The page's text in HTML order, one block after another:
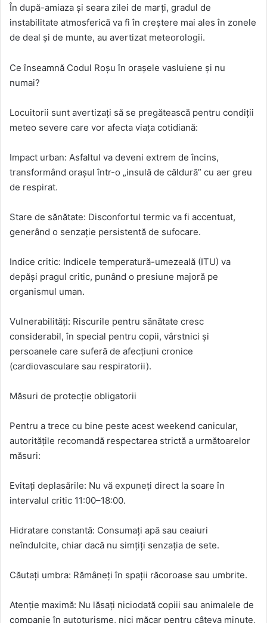
În după-amiaza și seara zilei de marți, gradul de
instabilitate atmosferică va fi în creștere mai ales în zonele
de deal și de munte, au avertizat meteorologii.
Ce înseamnă Codul Roșu în orașele vasluiene și nu
numai?
Locuitorii sunt avertizați să se pregătească pentru condiții
meteo severe care vor afecta viața cotidiană:
Impact urban: Asfaltul va deveni extrem de încins,
transformând orașul într-o „insulă de căldură” cu aer greu
de respirat.
Stare de sănătate: Disconfortul termic va fi accentuat,
generând o senzație persistentă de sufocare.
Indice critic: Indicele temperatură-umezeală (ITU) va
depăși pragul critic, punând o presiune majoră pe
organismul uman.
Vulnerabilități: Riscurile pentru sănătate cresc
considerabil, în special pentru copii, vârstnici și
persoanele care suferă de afecțiuni cronice
(cardiovasculare sau respiratorii).
Măsuri de protecție obligatorii
Pentru a trece cu bine peste acest weekend canicular,
autoritățile recomandă respectarea strictă a următoarelor
măsuri:
Evitați deplasările: Nu vă expuneți direct la soare în
intervalul critic 11:00–18:00.
Hidratare constantă: Consumați apă sau ceaiuri
neîndulcite, chiar dacă nu simțiți senzația de sete.
Căutați umbra: Rămâneți în spații răcoroase sau umbrite.
Atenție maximă: Nu lăsați niciodată copiii sau animalele de
companie în autoturisme, nici măcar pentru câteva minute,